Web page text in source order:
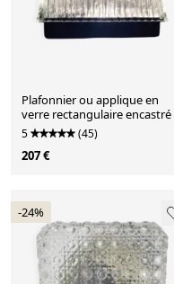
Plafonnier ou applique en
verre rectangulaire encastré
5 (45)
207 €
-24%